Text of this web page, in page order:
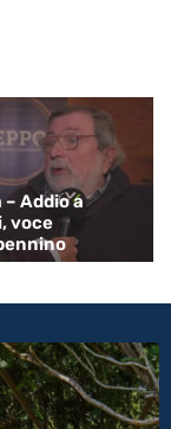
Addio a
voce